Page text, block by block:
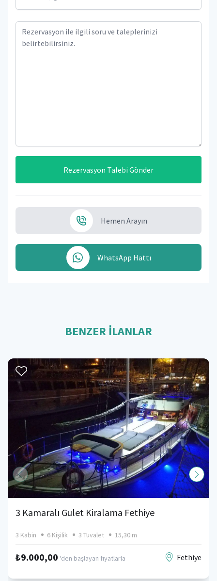
Rezervasyon Talebi Gönder
Hemen Arayın
WhatsApp Hattı
BENZER İLANLAR
3 Kamaralı Gulet Kiralama Fethiye
3 Kabin 6 Kişilik 3 Tuvalet 15,30 m
₺9.000,00 'den başlayan fiyatlarla Fethiye